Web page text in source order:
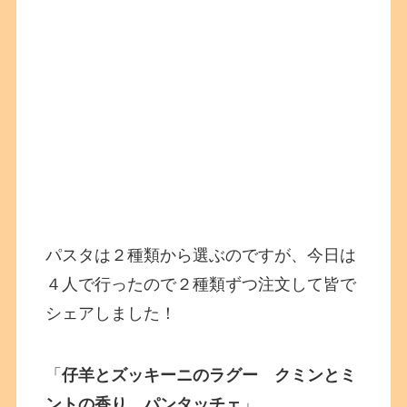
パスタは２種類から選ぶのですが、今日は
４人で行ったので２種類ずつ注文して皆で
シェアしました！
「仔羊とズッキーニのラグー クミンとミ